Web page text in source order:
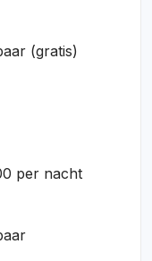
(gratis)
per nacht